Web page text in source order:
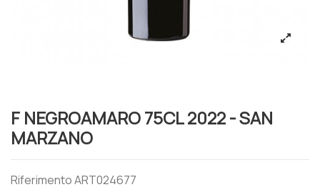
F NEGROAMARO 75CL 2022 - SAN
MARZANO
RiferimentoART024677